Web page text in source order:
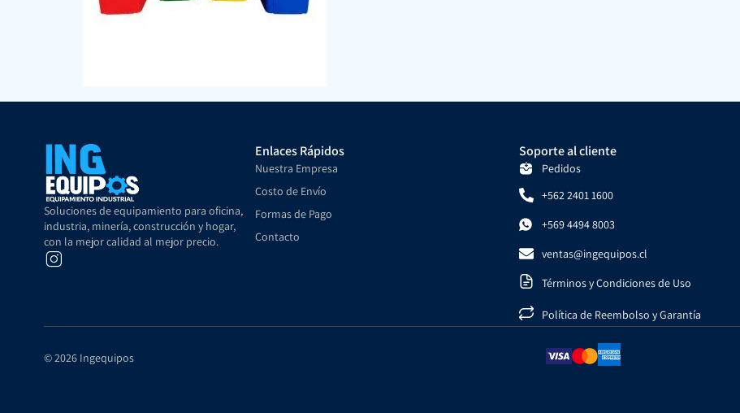
Soluciones de equipamiento para oficina,
industria, minería, construcción y hogar,
con la mejor calidad al mejor precio.
Enlaces Rápidos
Nuestra Empresa
Costo de Envío
Formas de Pago
Contacto
Soporte al cliente
Pedidos
+562 2401 1600
+569 4494 8003
ventas@ingequipos.cl
Términos y Condiciones de Uso
Política de Reembolso y Garantía
© 2026 Ingequipos